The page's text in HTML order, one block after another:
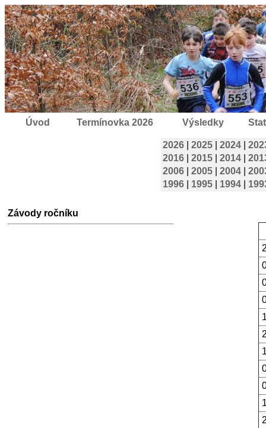
Úvod Termínovka 2026 Výsledky
2026 2025 2024
2016
2015 2014
2006
2005 2004
1996
1995 1994
Závody ročníku